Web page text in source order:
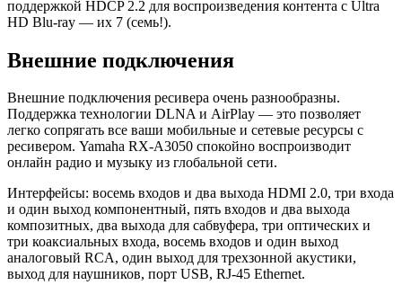
поддержкой HDCP 2.2 для воспроизведения контента с Ultra
HD Blu-ray — их 7 (семь!).
Внешние подключения
Внешние подключения ресивера очень разнообразны.
Поддержка технологии DLNA и AirPlay — это позволяет
легко сопрягать все ваши мобильные и сетевые ресурсы с
ресивером. Yamaha RX-A3050 спокойно воспроизводит
онлайн радио и музыку из глобальной сети.
Интерфейсы: восемь входов и два выхода HDMI 2.0, три входа
и один выход компонентный, пять входов и два выхода
композитных, два выхода для сабвуфера, три оптических и
три коаксиальных входа, восемь входов и один выход
аналоговый RCA, один выход для трехзонной акустики,
выход для наушников, порт USB, RJ-45 Ethernet.